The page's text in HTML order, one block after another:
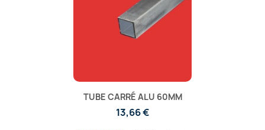
TUBE CARRÉ ALU 60MM
13,66 €